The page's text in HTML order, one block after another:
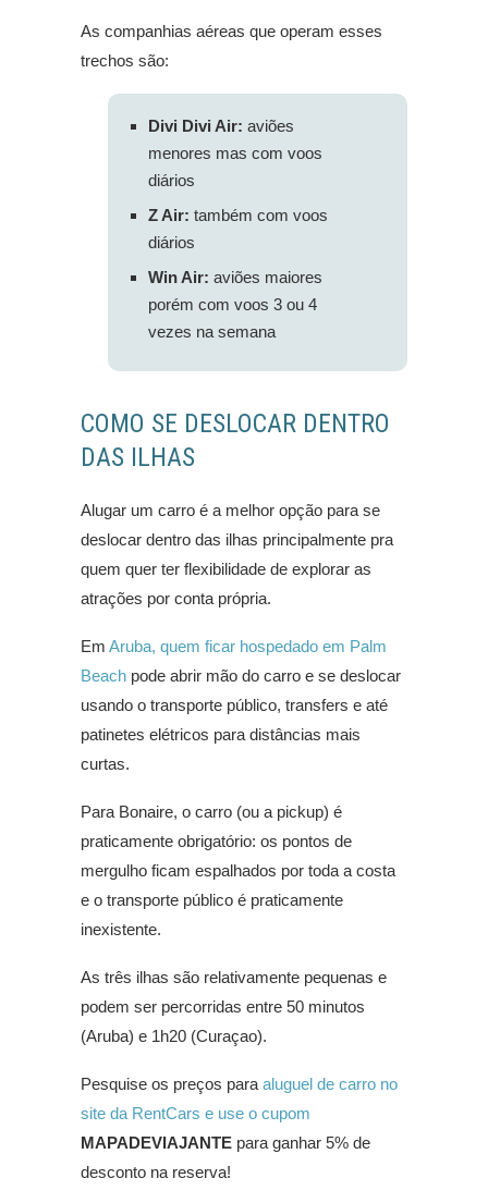
As companhias aéreas que operam esses
trechos são:
Divi Divi Air: aviões
menores mas com voos
diários
Z Air: também com voos
diários
Win Air: aviões maiores
porém com voos 3 ou 4
vezes na semana
COMO SE DESLOCAR DENTRO
DAS ILHAS
Alugar um carro é a melhor opção para se
deslocar dentro das ilhas principalmente pra
quem quer ter flexibilidade de explorar as
atrações por conta própria.
Em Aruba, quem ficar hospedado em Palm
Beach pode abrir mão do carro e se deslocar
usando o transporte público, transfers e até
patinetes elétricos para distâncias mais
curtas.
Para Bonaire, o carro (ou a pickup) é
praticamente obrigatório: os pontos de
mergulho ficam espalhados por toda a costa
e o transporte público é praticamente
inexistente.
As três ilhas são relativamente pequenas e
podem ser percorridas entre 50 minutos
(Aruba) e 1h20 (Curaçao).
Pesquise os preços para aluguel de carro no
site da RentCars e use o cupom
MAPADEVIAJANTE para ganhar 5% de
desconto na reserva!